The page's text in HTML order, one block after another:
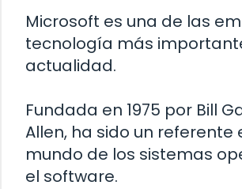
Microsoft es una de las
tecnología más
actualidad.
Fundada en 1975 por Bill
Allen, ha sido un referente
mundo de los sistemas
el software.